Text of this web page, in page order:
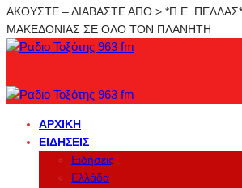
ΑΚΟΥΣΤΕ – ΔΙΑΒΑΣΤΕ ΑΠΟ > *Π.Ε.
ΜΑΚΕΔΟΝΙΑΣ ΣΕ ΟΛΟ ΤΟΝ ΠΛΑΝΗΤΗ
ΑΡΧΙΚΉ
ΕΙΔΉΣΕΙΣ
Ειδήσεις
Ελλάδα